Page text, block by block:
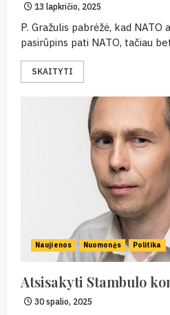
13 lapkričio, 2025
P. Gražulis pabrėžė, kad NATO
pasirūpins pati NATO, tačiau
SKAITYTI
Naujienos Nuomonės Politika
Atsisakyti Stambulo
30 spalio, 2025